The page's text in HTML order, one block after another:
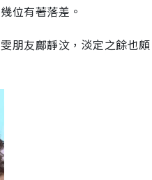
位有著落差。
朋友鄺靜汶，淡定之餘也頗